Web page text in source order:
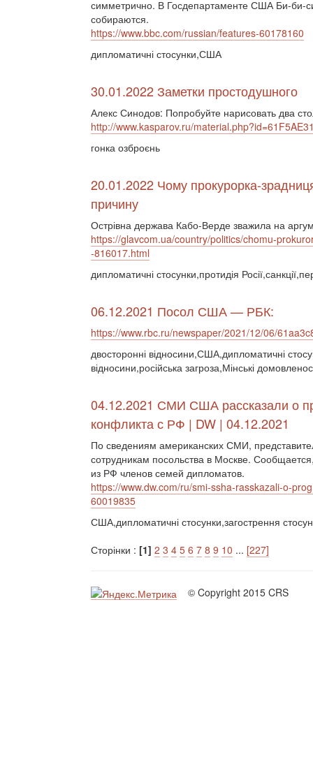
симметрично. В Госдепартаменте США Би-би-
собираются.
https://www.bbc.com/russian/features-60178160
дипломатичні стосунки,США
30.01.2022 Заметки простодушного
Алекс Синодов: Попробуйте нарисовать два
http://www.kasparov.ru/
гонка озброєнь
20.01.2022 Чому прокурорка-
причину
Острівна держава Кабо-Верде зважила на
https://glavcom.ua/country/politics/chomu-
-816017.html
дипломатичні стосунки,протидія
06.12.2021 Посол США — РБК:
https://www.rbc.ru/newspaper/2021/12/06/
двосторонні відносини,США,дипломатичні
відносини,російська загроза,Мінські
04.12.2021 СМИ США рассказали о
конфликта с РФ | DW | 04.12.2021
По сведениям американских СМИ,
сотрудникам посольства в Москве.
из РФ членов семей дипломатов.
https://www.dw.com/ru/smi-ssha-rasskazali-o-
60019835
США,дипломатичні стосунки,загострення
Сторінки : [1] 2 3 4 5 6 7 8 9 10 ... [227]
© Copyright 2015 CRS